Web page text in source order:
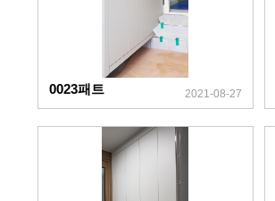
0023패트 2021-08-27